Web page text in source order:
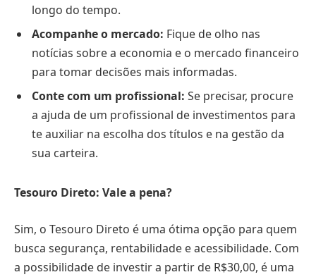
longo do tempo.
Acompanhe o mercado: Fique de olho nas
notícias sobre a economia e o mercado financeiro
para tomar decisões mais informadas.
Conte com um profissional: Se precisar, procure
a ajuda de um profissional de investimentos para
te auxiliar na escolha dos títulos e na gestão da
sua carteira.
Tesouro Direto: Vale a pena?
Sim, o Tesouro Direto é uma ótima opção para quem
busca segurança, rentabilidade e acessibilidade. Com
a possibilidade de investir a partir de R$30,00, é uma